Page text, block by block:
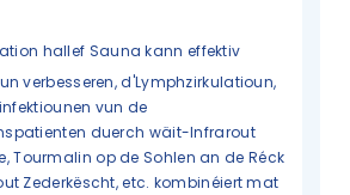
hallef Sauna kann effektiv
verbesseren, d'Lymphzirkulatioun,
vun de
duerch wäit-Infrarout
Tourmalin op de Sohlen an de Réck
Zederkëscht, etc. kombinéiert mat